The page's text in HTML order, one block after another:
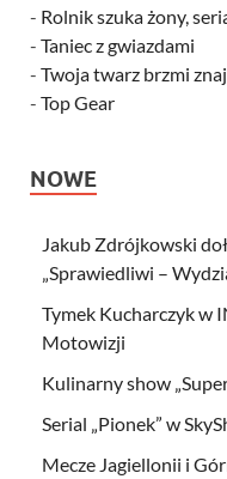
- Rolnik szuka żony,
- Taniec z gwiazdami
- Twoja twarz brzmi
- Top Gear
NOWE
Jakub Zdrójkowski
„Sprawiedliwi –
Tymek Kucharczyk w
Motowizji
Kulinarny show
Serial „Pionek” w
Mecze Jagiellonii i